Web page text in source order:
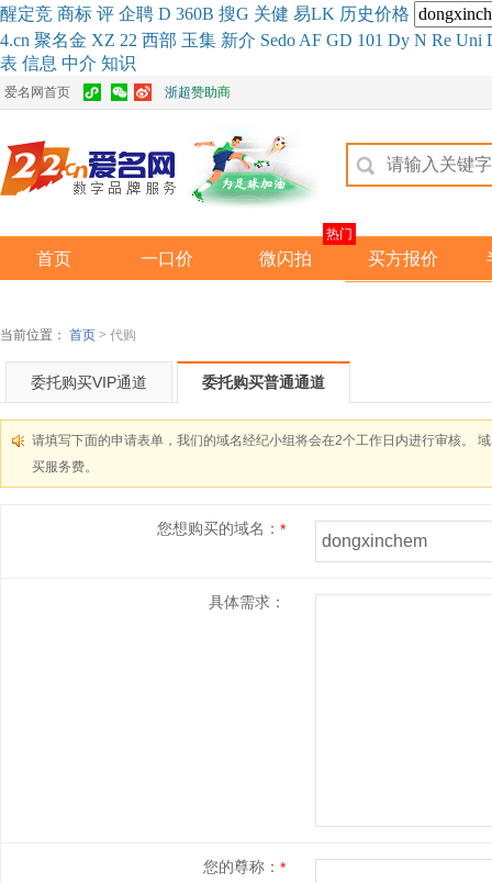
醒定竞 商标 评 企聘 D 360B 搜G 关健 易LK 历史价格
4.cn 聚名金 XZ 22 西部 玉集 新介 Sedo AF GD 101 Dy N Re Uni
表 信息 中介 知识